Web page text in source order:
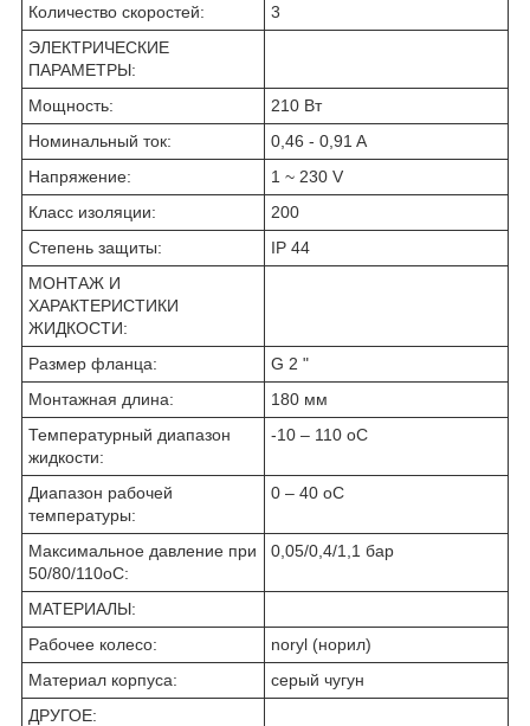
Количество скоростей:
3
ЭЛЕКТРИЧЕСКИЕ
ПАРАМЕТРЫ:
Мощность:
210 Вт
Номинальный ток:
0,46 - 0,91 A
Напряжение:
1 ~ 230 V
Класс изоляции:
200
Степень защиты:
IP 44
МОНТАЖ И
ХАРАКТЕРИСТИКИ
ЖИДКОСТИ:
Размер фланца:
G 2 "
Монтажная длина:
180 мм
Температурный диапазон
жидкости:
-10 – 110 oC
Диапазон рабочей
температуры:
0 – 40 oC
Максимальное давление при
50/80/110oC:
0,05/0,4/1,1 бар
МАТЕРИАЛЫ:
Рабочее колесо:
noryl (норил)
Материал корпуса:
серый чугун
ДРУГОЕ: